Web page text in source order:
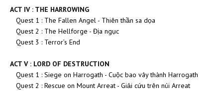
ACT IV : THE HARROWING
Quest 1 : The Fallen Angel - Thiên thần sa dọa
Quest 2 : The Hellforge - Địa ngục
Quest 3 : Terror’s End
ACT V : LORD OF DESTRUCTION
Quest 1 : Siege on Harrogath - Cuộc bao vây thành Harrogath
Quest 2 : Rescue on Mount Arreat - Giải cứu trên núi Arreat